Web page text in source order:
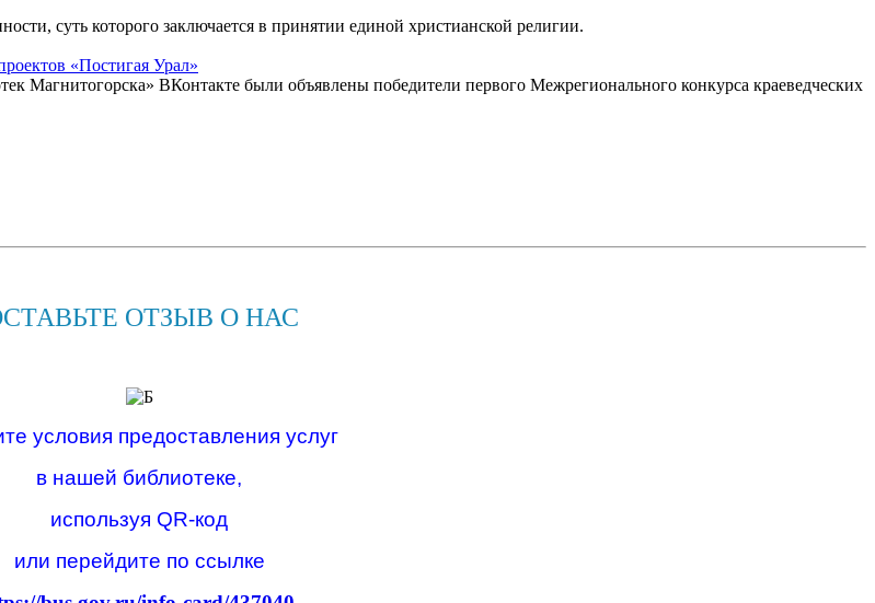
суть которого заключается в принятии единой христианской религии.
«Постигая Урал»
Магнитогорска» ВКонтакте были объявлены победители первого Межрегионального конкурса краеведческих
ОТЗЫВ О НАС
условия предоставления услуг
в нашей библиотеке,
используя QR-код
или перейдите по ссылке